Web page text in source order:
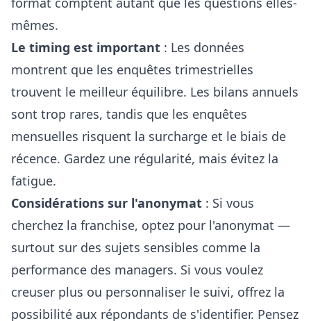
mêmes.
Le timing est important : Les données
montrent que les enquêtes trimestrielles
trouvent le meilleur équilibre. Les bilans annuels
sont trop rares, tandis que les enquêtes
mensuelles risquent la surcharge et le biais de
récence. Gardez une régularité, mais évitez la
fatigue.
Considérations sur l'anonymat : Si vous
cherchez la franchise, optez pour l'anonymat —
surtout sur des sujets sensibles comme la
performance des managers. Si vous voulez
creuser plus ou personnaliser le suivi, offrez la
possibilité aux répondants de s'identifier. Pensez